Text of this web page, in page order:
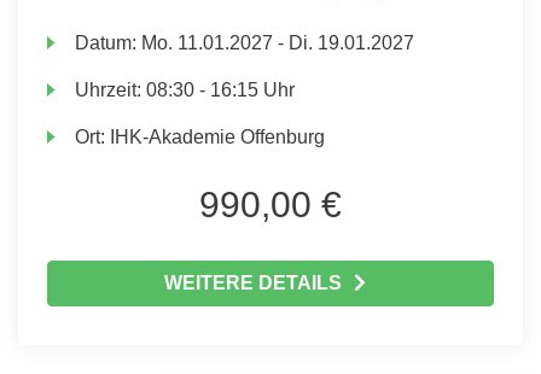
Datum: Mo. 11.01.2027 - Di. 19.01.2027
Uhrzeit:08:30 - 16:15 Uhr
Ort: IHK-Akademie Offenburg
990,00 €
WEITERE DETAILS